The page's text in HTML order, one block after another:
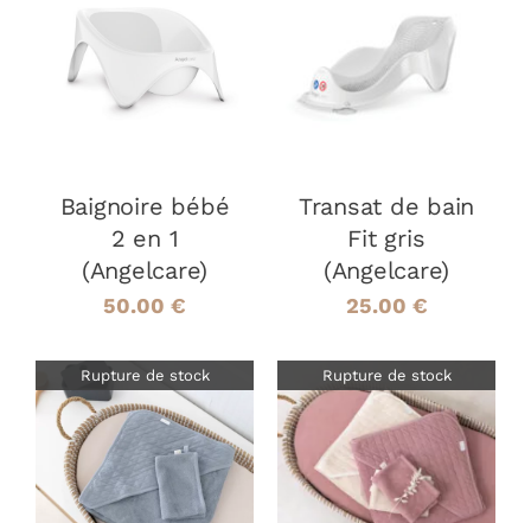
DÉTAILS
Baignoire bébé
2 en 1
(Angelcare)
50.00 €
DÉTAILS
Transat de bain
Fit gris
(Angelcare)
25.00 €
Rupture de stock
DÉTAILS
Rupture de stock
DÉTAILS